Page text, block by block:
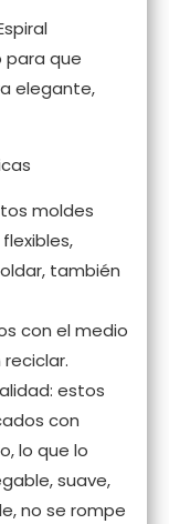
que
elegante,
moldes
también
con el medio
estos
con
lo que lo
suave,
no se rompe